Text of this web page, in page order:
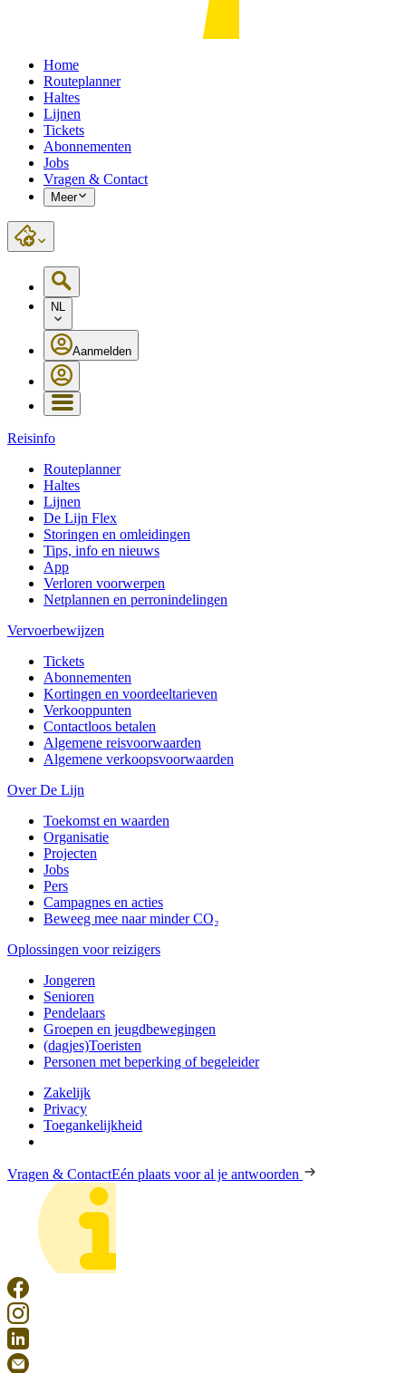
Home
Routeplanner
Haltes
Lijnen
Tickets
Abonnementen
Jobs
Vragen & Contact
Meer
NL
Aanmelden
Reisinfo
Routeplanner
Haltes
Lijnen
De Lijn Flex
Storingen en omleidingen
Tips, info en nieuws
App
Verloren voorwerpen
Netplannen en perronindelingen
Vervoerbewijzen
Tickets
Abonnementen
Kortingen en voordeeltarieven
Verkooppunten
Contactloos betalen
Algemene reisvoorwaarden
Algemene verkoopsvoorwaarden
Over De Lijn
Toekomst en waarden
Organisatie
Projecten
Jobs
Pers
Campagnes en acties
Beweeg mee naar minder CO₂
Oplossingen voor reizigers
Jongeren
Senioren
Pendelaars
Groepen en jeugdbewegingen
(dagjes)Toeristen
Personen met beperking of begeleider
Zakelijk
Privacy
Toegankelijkheid
Vragen & ContactEén plaats voor al je antwoorden